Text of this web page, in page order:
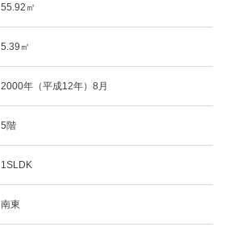
55.92㎡
5.39㎡
2000年（平成12年）8月
5階
1SLDK
南東